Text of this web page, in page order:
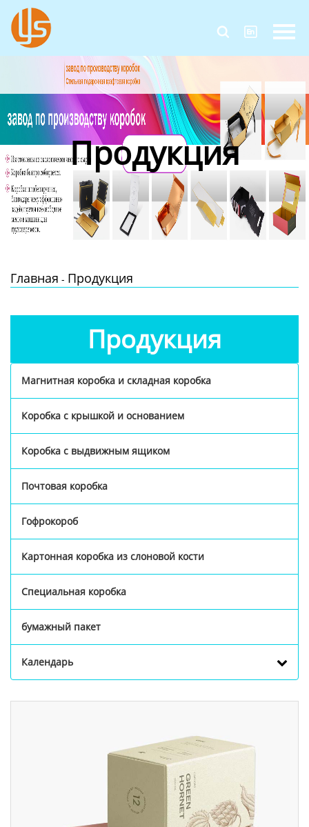
 
Главная
Продукция
О Нас
Контакты Продукция
Главная - Продукция
Продукция
Магнитная коробка и складная коробка
Коробка с крышкой и основанием
Коробка с выдвижным ящиком
Почтовая коробка
Гофрокороб
Картонная коробка из слоновой кости
Специальная коробка
бумажный пакет
Календарь